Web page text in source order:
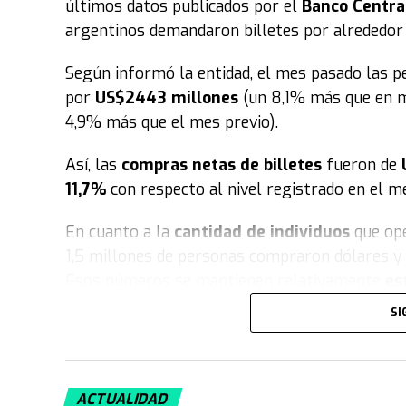
una visión de sus pastores fundadores, hoy
evangelismo y acción social que moviliza a
está instalada en 57 países a lo largo de los
traducida a más de 10 idiomas.
En consecuencia, tras lo vivido en este fin de
replicará simultáneamente en cada una de
liderazgo de la iglesia enfatiza que cada
últimos datos publicados por el Banco
argentinos demandaron billetes por alrededor
Según informó la entidad, el mes pasado las
por US$2443 millones (un 8,1% más que en
4,9% más que el mes previo).
Así, las compras netas de billetes fueron de
11,7% con respecto al nivel registrado en el
En cuanto a la cantidad de individuos que
de dólares por parte de
En enero, demandaron US$2613 millones.
ACTUALIDAD